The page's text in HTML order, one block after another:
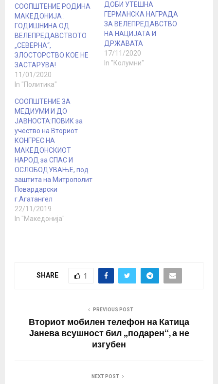
СООПШТЕНИЕ РОДИНА
МАКЕДОНИЈА :
ГОДИШНИНА ОД
ВЕЛЕПРЕДАВСТВОТО
„СЕВЕРНА“,
ЗЛОСТОРСТВО КОЕ НЕ
ЗАСТАРУВА!
11/01/2020
In "Политика"
ДОБИ УТЕШНА
ГЕРМАНСКА НАГРАДА
ЗА ВЕЛЕПРЕДАВСТВО
НА НАЦИЈАТА И
ДРЖАВАТА
17/11/2020
In "Колумни"
СООПШТЕНИЕ ЗА
МЕДИУМИ И ДО
ЈАВНОСТА:ПОВИК за
учество на Вториот
КОНГРЕС НА
МАКЕДОНСКИОТ
НАРОД за СПАС И
ОСЛОБОДУВАЊЕ, под
заштита на Митрополит
Повардарски
г.Агатангел
22/11/2019
In "Македонија"
SHARE 1
PREVIOUS POST
Вториот мобилен телефон на Катица
Јанева всушност бил „подарен“, а не
изгубен
NEXT POST